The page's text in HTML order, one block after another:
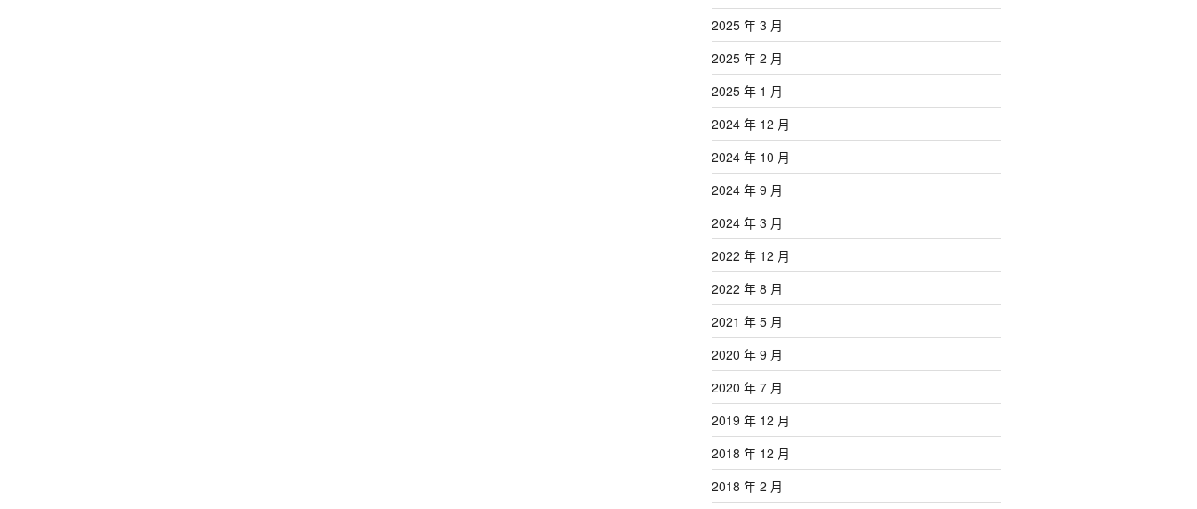
2025 年 3 月
2025 年 2 月
2025 年 1 月
2024 年 12 月
2024 年 10 月
2024 年 9 月
2024 年 3 月
2022 年 12 月
2022 年 8 月
2021 年 5 月
2020 年 9 月
2020 年 7 月
2019 年 12 月
2018 年 12 月
2018 年 2 月